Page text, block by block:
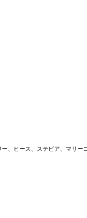
、ヒース、ステビア、マリー